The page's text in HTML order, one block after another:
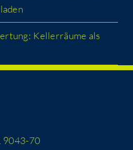
Kel­ler­räu­me als
9043-70